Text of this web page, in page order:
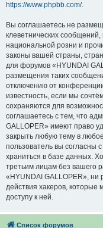
https://www.phpbb.com/.
Вы соглашаетесь не
клеветнических
национальной розни и
законы вашей страны,
для форумов «HYUNDAI
размещения таких
отключению от
известность, если мы
сохраняются для
соглашаетесь с тем, что
GALLOPER» имеют право
закрыть любую тему в
пользователь вы согласны
храниться в базе данных.
третьим лицам без вашего
«HYUNDAI GALLOPER», ни
действия хакеров, которые
доступу к ней.
Список форумов